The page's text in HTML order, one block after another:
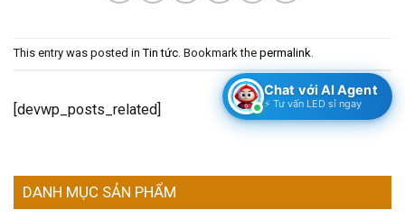
This entry was posted inTin tức. Bookmark the permalink.
[devwp_posts_related]
DANH MỤC SẢN PHẨM
Chat với AI Agent
⚡ Tư vấn LED sỉ ngay